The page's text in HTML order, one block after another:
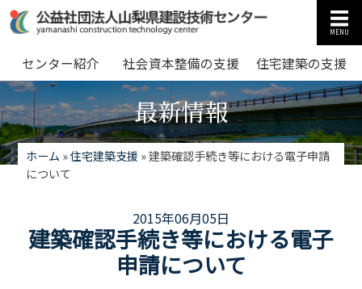
MENU
センター紹介 社会資本整備の支援 住宅建築の支援
最新情報
ホーム »住宅建築支援 »建築確認手続き等における電子申請
について
2015年06月05日
建築確認手続き等における電子
申請について